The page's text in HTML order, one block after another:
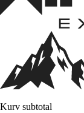
Kurv subtotal